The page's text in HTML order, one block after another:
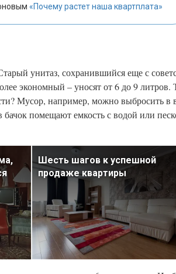
«Почему растет наша квартплата»
унитаз, сохранившийся еще с
экономный – уносят от 6 до 9 литров.
Мусор, например, можно выбросить в
помещают емкость с водой или
Шесть шагов к успешной
продаже квартиры